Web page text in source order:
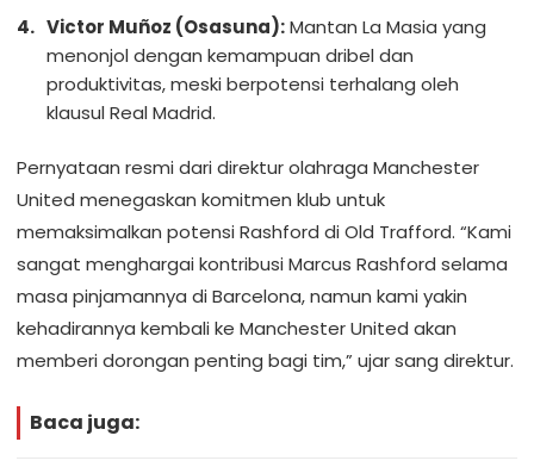
Victor Muñoz (Osasuna):Mantan La Masia yang
menonjol dengan kemampuan dribel dan
produktivitas, meski berpotensi terhalang oleh
klausul Real Madrid.
Pernyataan resmi dari direktur olahraga Manchester
United menegaskan komitmen klub untuk
memaksimalkan potensi Rashford di Old Trafford. “Kami
sangat menghargai kontribusi Marcus Rashford selama
masa pinjamannya di Barcelona, namun kami yakin
kehadirannya kembali ke Manchester United akan
memberi dorongan penting bagi tim,” ujar sang direktur.
Baca juga: